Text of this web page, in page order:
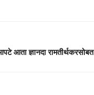
आता ज्ञानदा रामतीर्थकरसोबत